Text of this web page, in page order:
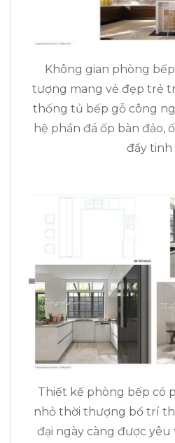
Không gian phòng
tượng mang vẻ đẹp trẻ
thống tủ bếp gỗ công
hệ phần đá ốp bàn đảo,
đầy tinh
Thiết kế phòng bếp có
nhỏ thời thượng bố trí
đại ngày càng được